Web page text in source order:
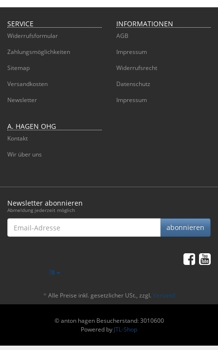
SERVICE
Widerrufsformular
Zahlungsmöglichkeiten
Sitemap
Versandkosten
Newsletter
INFORMATIONEN
AGB
Impressum
Widerrufsrecht
Datenschutz
Impressum
A. HAGEN OHG
Kontakt
Wir über uns
Newsletter abonnieren
Abmeldung jederzeit möglich
Email-
Adresse
abonnieren
* Alle Preise inkl. gesetzlicher USt., zzgl. Versand
© anton hagenBesucherstand: 3010600
Powered by JTL-Shop